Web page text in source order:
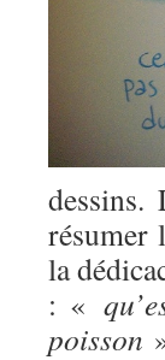
dessins.
résumer
la
: «
poisson